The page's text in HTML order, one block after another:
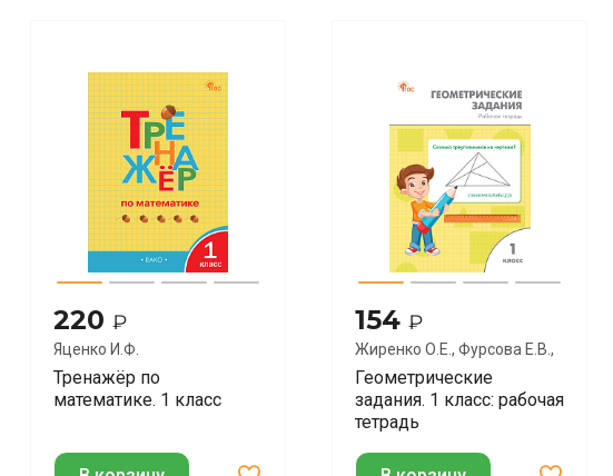
220 ₽
Яценко И.Ф.
Тренажёр по
математике. 1 класс
154₽
Жиренко О.Е., Фурсова Е.В.,
Горлова О.В.
Геометрические
задания. 1 класс: рабочая
тетрадь